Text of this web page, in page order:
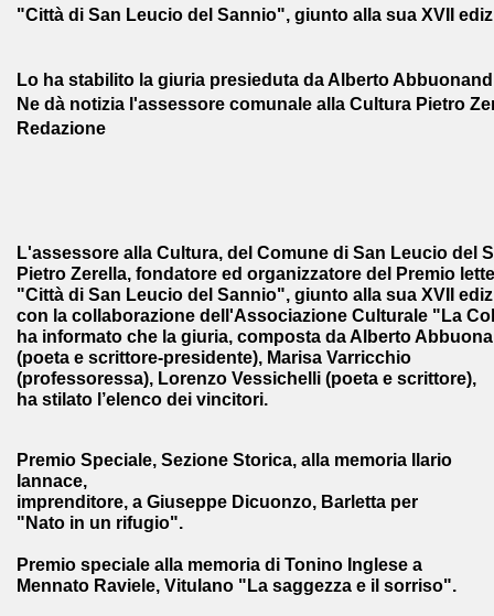
"Città di San Leucio del Sannio", giunto alla sua XVII
Lo ha stabilito la giuria presieduta da Alberto
Ne dà notizia l'assessore comunale alla Cultura Pietro
Redazione
L'assessore alla Cultura, del Comune di San Leucio del
Pietro Zerella, fondatore ed organizzatore del Premio
"Città di San Leucio del Sannio", giunto alla sua XVII
con la collaborazione dell'Associazione Culturale "La
ha informato che la giuria, composta da Alberto
(poeta e scrittore-presidente), Marisa Varricchio
(professoressa), Lorenzo Vessichelli (poeta e scrittore),
ha stilato l’elenco dei vincitori.
Premio Speciale, Sezione Storica, alla memoria Ilario
Iannace,
imprenditore, a Giuseppe Dicuonzo, Barletta per
"Nato in un rifugio".
Premio speciale alla memoria di Tonino Inglese a
Mennato Raviele, Vitulano "La saggezza e il sorriso".